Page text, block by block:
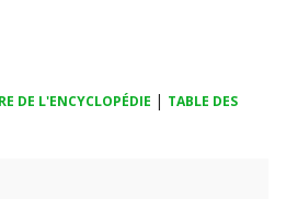
DE L'ENCYCLOPÉDIE | TABLE DES